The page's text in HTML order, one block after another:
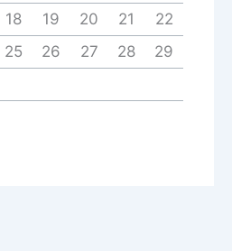
18 19 20 21
22
25 26 27 28
29